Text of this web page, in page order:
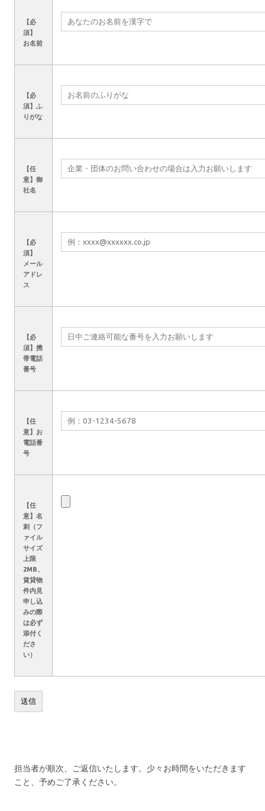
【必
須】
お名前
【必
須】 ふ
りがな
【任
意】 御
社名
【必
須】
メール
アドレ
ス
【必
須】 携
帯電話
番号
【任
意】 お
電話番
号
【任
意】 名
刺（フ
ァイル
サイズ
上限
2MB、
賃貸物
件内見
申し込
みの際
は必ず
添付く
ださ
い）
担当者が順次、ご返信いたします。少々お時間をいただきます
こと、予めご了承ください。